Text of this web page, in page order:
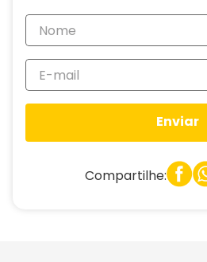
Enviar
Compartilhe: